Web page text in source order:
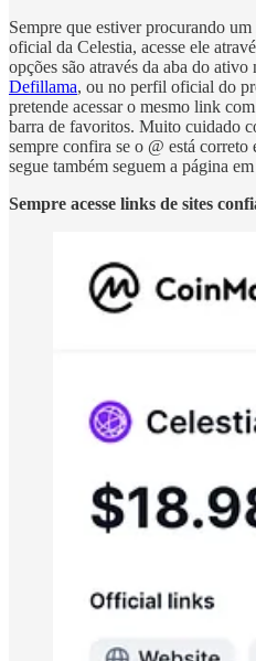
Sempre que estiver procurando
oficial da Celestia, acesse ele
opções são através da aba do ativo
Defillama, ou no perfil oficial do
pretende acessar o mesmo link
barra de favoritos. Muito cuidado
sempre confira se o @ está correto
segue também seguem a página
Sempre acesse links de sites